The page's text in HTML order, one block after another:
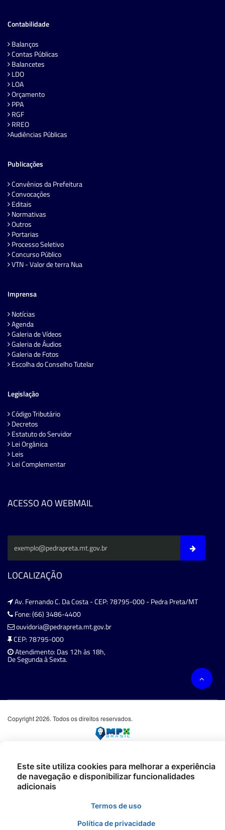
Contabilidade
Balanços
Contas Públicas
Balancetes
LDO
LOA
Orçamento
PPA
RGF
RREO
Audiências Públicas
Publicações
Convênios da Prefeitura
Convocações
Editais
Normativas
Outros
Portarias
Processo Seletivo
Concurso Público
VTN - Valor de terra Nua
Imprensa
Notícias
Agenda
Galeria de Vídeos
Galeria de Áudios
Galeria de Fotos
Escolha do Conselho Tutelar
Legislação
Código Tributário
Decretos
Estatuto do Servidor
Lei Orgânica
Leis
Lei Complementar
ACESSO AO WEBMAIL
LOCALIZAÇÃO
Av. Fernando C. Da Costa - CEP: 78795-000 - Pedra Preta/MT
Fone: (66) 3486-4400
ouvidoria@pedrapreta.mt.gov.br
CEP: 78795-000
Atendimento: Das 12h às 18h,
De Segunda à Sexta.
Copyright 2026. Todos os direitos reservados.
Este site utiliza cookies para melhorar a experiência
de navegação e disponibilizar funcionalidades
adicionais
Termos de uso
Política de privacidade